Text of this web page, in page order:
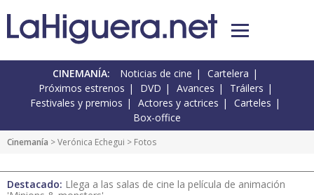
CINEMANÍA: Noticias de cine
Cartelera
Próximos estrenos
DVD Avances
Tráilers
Festivales y premios
Actores y actrices
Carteles
Box-office
Cinemanía >Verónica Echegui > Fotos
Destacado: Llega a las salas de cine la película de animación